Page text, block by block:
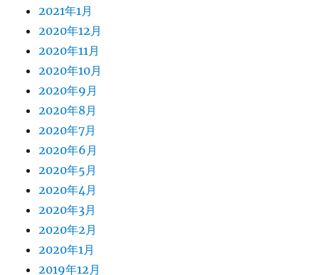
2021年1月
2020年12月
2020年11月
2020年10月
2020年9月
2020年8月
2020年7月
2020年6月
2020年5月
2020年4月
2020年3月
2020年2月
2020年1月
2019年12月